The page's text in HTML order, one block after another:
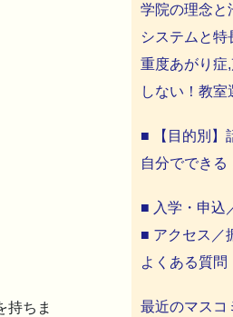
持ちま
学院の理念と
システムと特
重度あがり症
しない！教室
■ 【目的別】
自分でできる
■ 入学・申込
■ アクセス／
よくある質問
最近のマスコ